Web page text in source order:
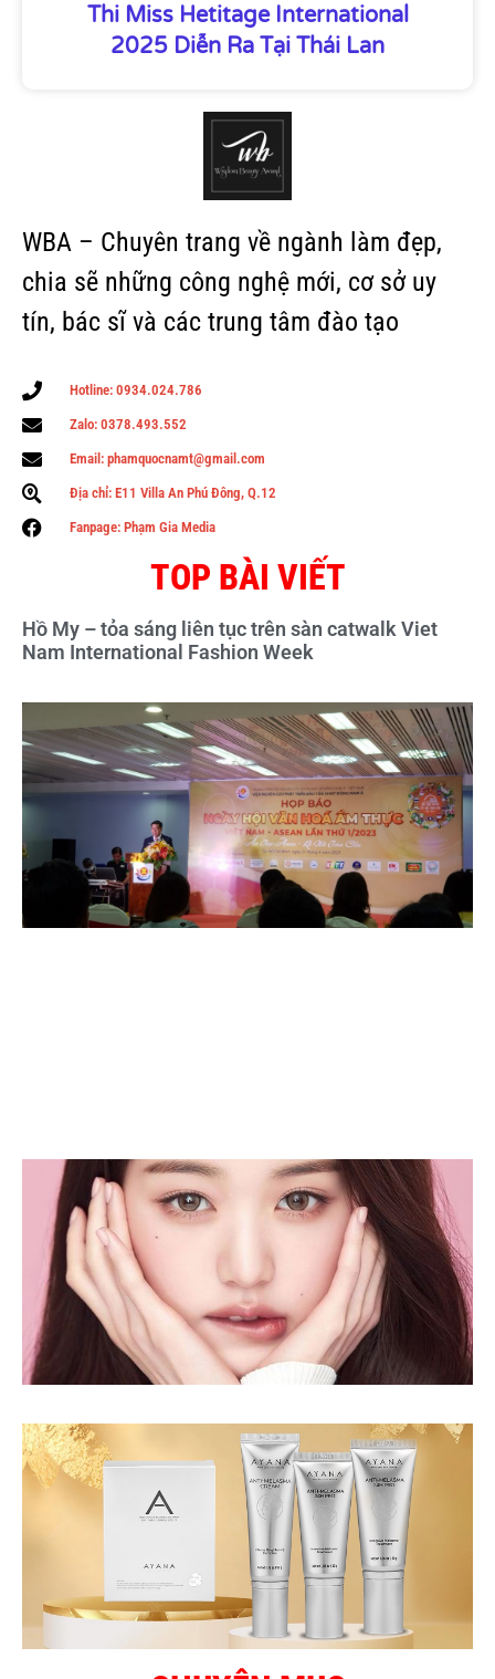
Thi Miss Hetitage International
2025 Diễn Ra Tại Thái Lan
WBA – Chuyên trang về ngành làm đẹp,
chia sẽ những công nghệ mới, cơ sở uy
tín, bác sĩ và các trung tâm đào tạo
Hotline: 0934.024.786
Zalo: 0378.493.552
Email: phamquocnamt@gmail.com
Địa chỉ: E11 Villa An Phú Đông, Q.12
Fanpage: Phạm Gia Media
TOP BÀI VIẾT
Hồ My – tỏa sáng liên tục trên sàn catwalk Viet
Nam International Fashion Week